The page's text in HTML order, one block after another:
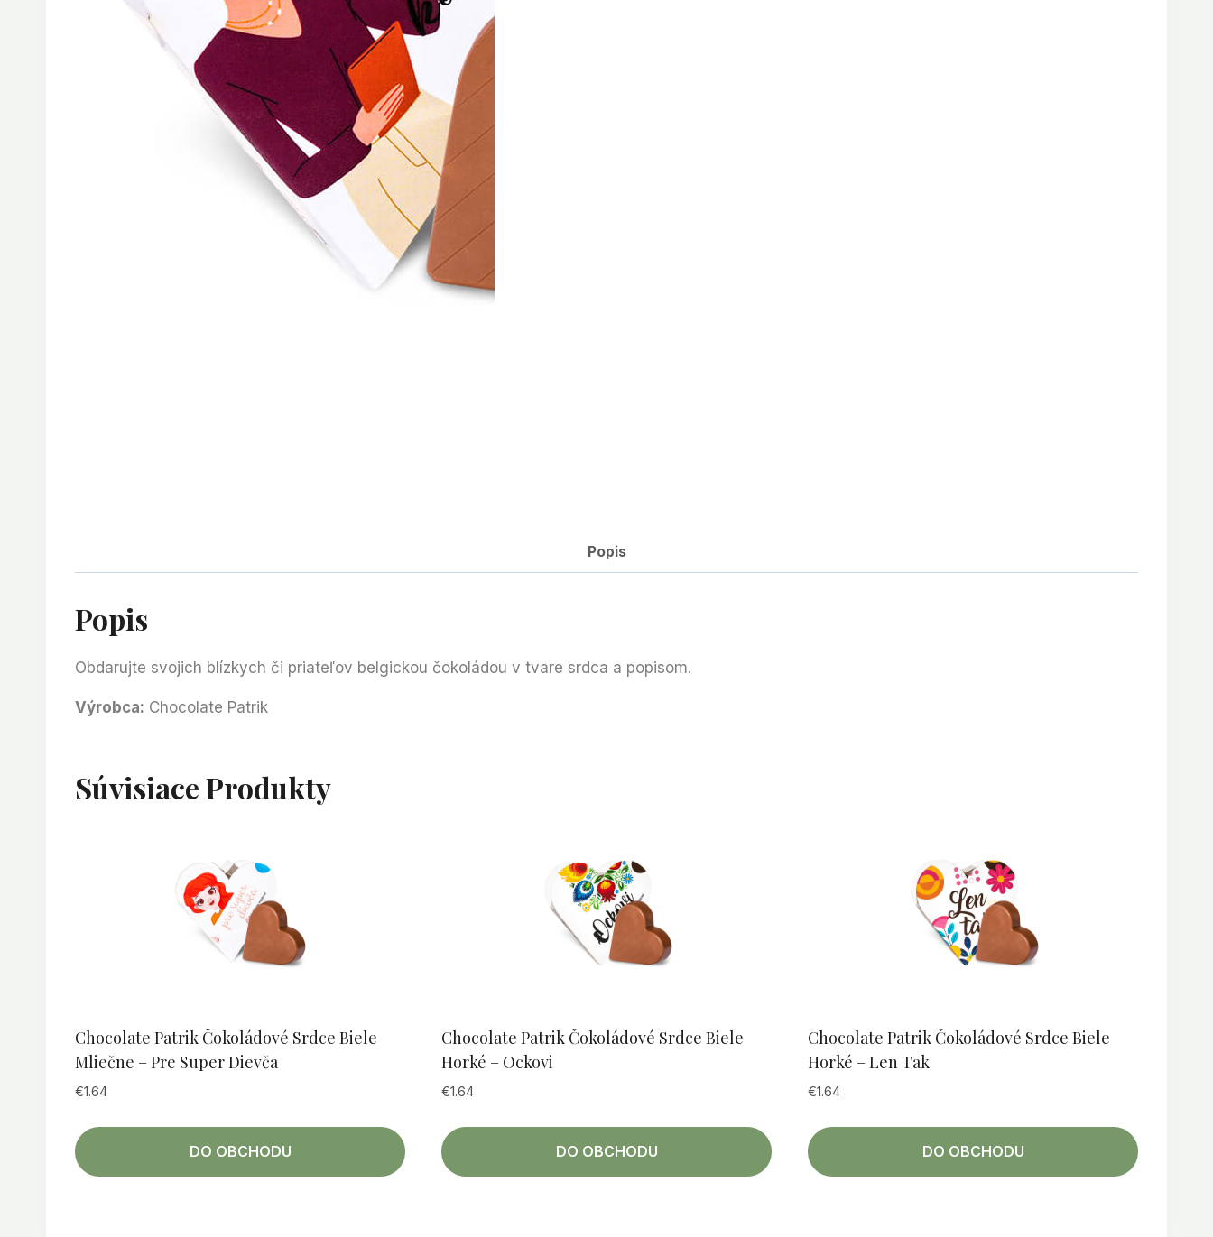
Popis
Popis
Obdarujte svojich blízkych či priateľov belgickou čokoládou v tvare srdca a popisom.
Výrobca: Chocolate Patrik
Súvisiace Produkty
Chocolate Patrik Čokoládové Srdce Biele
Mliečne – Pre Super Dievča
€1.64
DO OBCHODU
Chocolate Patrik Čokoládové Srdce Biele
Horké – Ockovi
€1.64
DO OBCHODU
Chocolate Patrik Čokoládové Srdce Biele
Horké – Len Tak
€1.64
DO OBCHODU